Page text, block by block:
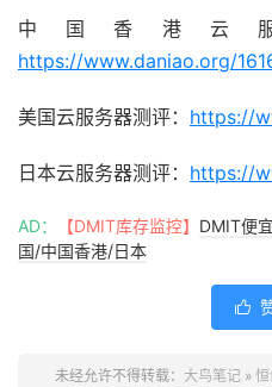
中国香港云
https://www.daniao.org/
美国云服务器测评： https://
日本云服务器测评： https://
AD： 【DMIT库存监控】 DMIT便
国/中国香港/日本

未经允许不得转载： 大鸟笔记 »